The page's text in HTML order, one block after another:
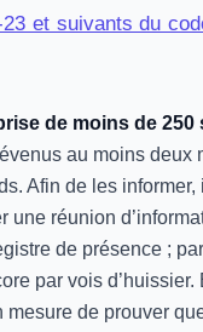
et suivants du
de moins de 250
au moins deux
Afin de les
une réunion
de présence ;
par vois d’huissier.
mesure de prouver